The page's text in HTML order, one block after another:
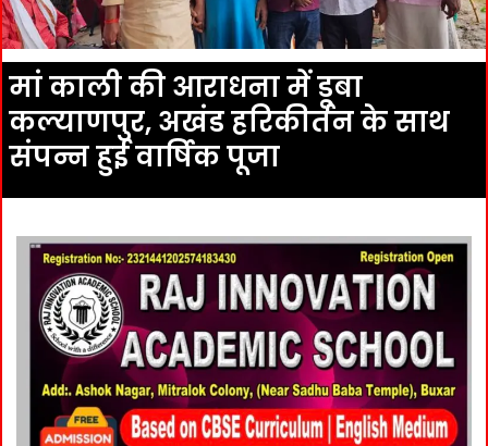
मां काली की आराधना में डूबा
कल्याणपुर, अखंड हरिकीर्तन के साथ
संपन्न हुई वार्षिक पूजा